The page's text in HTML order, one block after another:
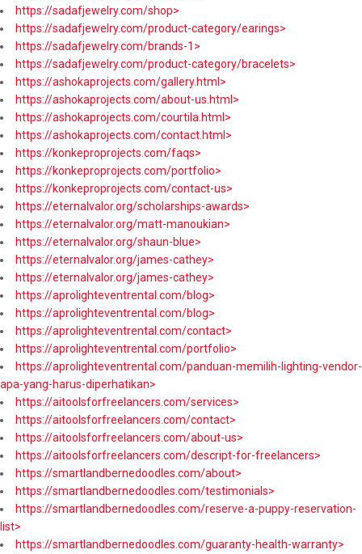
https://sadafjewelry.com/shop>
https://sadafjewelry.com/product-category/earings>
https://sadafjewelry.com/brands-1>
https://sadafjewelry.com/product-category/bracelets>
https://ashokaprojects.com/gallery.html>
https://ashokaprojects.com/about-us.html>
https://ashokaprojects.com/courtila.html>
https://ashokaprojects.com/contact.html>
https://konkeproprojects.com/faqs>
https://konkeproprojects.com/portfolio>
https://konkeproprojects.com/contact-us>
https://eternalvalor.org/scholarships-awards>
https://eternalvalor.org/matt-manoukian>
https://eternalvalor.org/shaun-blue>
https://eternalvalor.org/james-cathey>
https://eternalvalor.org/james-cathey>
https://aprolighteventrental.com/blog>
https://aprolighteventrental.com/blog>
https://aprolighteventrental.com/contact>
https://aprolighteventrental.com/portfolio>
https://aprolighteventrental.com/panduan-memilih-lighting-vendor-
apa-yang-harus-diperhatikan>
https://aitoolsforfreelancers.com/services>
https://aitoolsforfreelancers.com/contact>
https://aitoolsforfreelancers.com/about-us>
https://aitoolsforfreelancers.com/descript-for-freelancers>
https://smartlandbernedoodles.com/about>
https://smartlandbernedoodles.com/testimonials>
https://smartlandbernedoodles.com/reserve-a-puppy-reservation-
list>
https://smartlandbernedoodles.com/guaranty-health-warranty>